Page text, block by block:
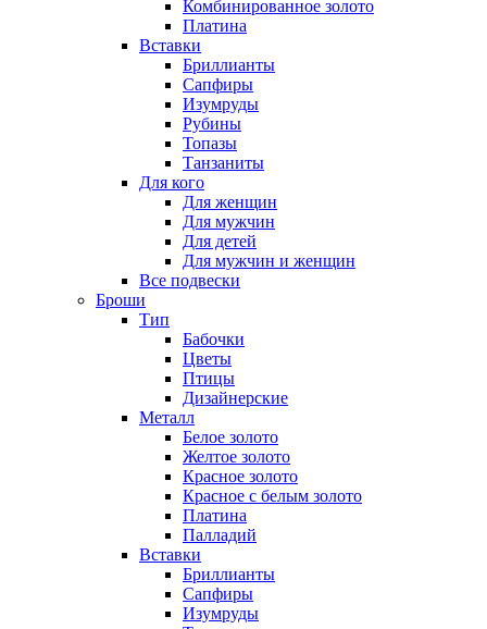
Комбинированное золото
Платина
Вставки
Бриллианты
Сапфиры
Изумруды
Рубины
Топазы
Танзаниты
Для кого
Для женщин
Для мужчин
Для детей
Для мужчин и женщин
Все подвески
Броши
Тип
Бабочки
Цветы
Птицы
Дизайнерские
Металл
Белое золото
Желтое золото
Красное золото
Красное с белым золото
Платина
Палладий
Вставки
Бриллианты
Сапфиры
Изумруды